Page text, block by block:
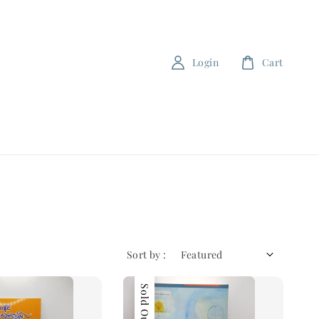
Login Cart
Sort by :
Sold Out